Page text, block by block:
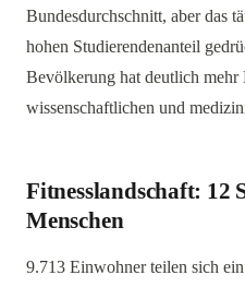
Bundesdurchschnitt, aber das
hohen Studierendenanteil
Bevölkerung hat deutlich
wissenschaftlichen und
Fitnesslandschaft: 12
Menschen
9.713 Einwohner teilen sich